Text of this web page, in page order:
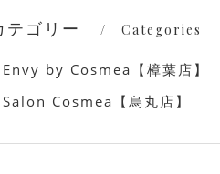
テゴリー Categories
Envy by Cosmea【樟葉店】
Salon Cosmea【烏丸店】